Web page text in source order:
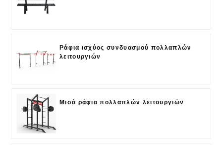
Ράφια ισχύος συνδυασμού πολλαπλών
λειτουργιών
Μισά ράφια πολλαπλών λειτουργιών